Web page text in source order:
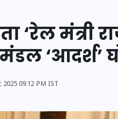
‘रेल मंत्री
‘आदर्श’
2025 09:12 PM IST